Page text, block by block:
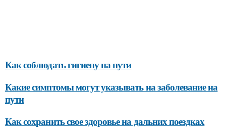
Как соблюдать гигиену на пути
Какие симптомы могут указывать на заболевание на
пути
Как сохранить свое здоровье на дальних поездках